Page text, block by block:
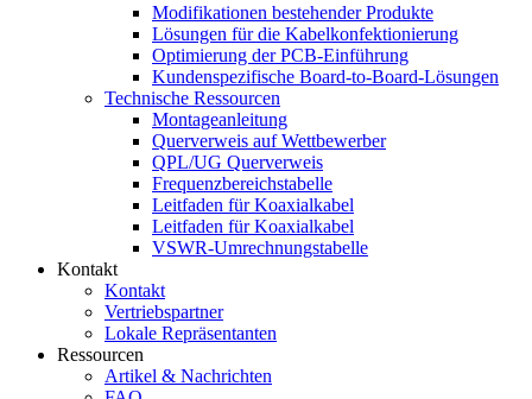
Modifikationen bestehender Produkte
Lösungen für die Kabelkonfektionierung
Optimierung der PCB-Einführung
Kundenspezifische Board-to-Board-Lösungen
Technische Ressourcen
Montageanleitung
Querverweis auf Wettbewerber
QPL/UG Querverweis
Frequenzbereichstabelle
Leitfaden für Koaxialkabel
Leitfaden für Koaxialkabel
VSWR-Umrechnungstabelle
Kontakt
Kontakt
Vertriebspartner
Lokale Repräsentanten
Ressourcen
Artikel & Nachrichten